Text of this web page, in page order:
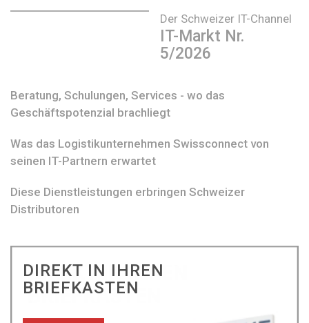
Der Schweizer IT-Channel
IT-Markt Nr.
5/2026
Beratung, Schulungen, Services - wo das
Geschäftspotenzial brachliegt
Was das Logistikunternehmen Swissconnect von
seinen IT-Partnern erwartet
Diese Dienstleistungen erbringen Schweizer
Distributoren
DIREKT IN IHREN
BRIEFKASTEN